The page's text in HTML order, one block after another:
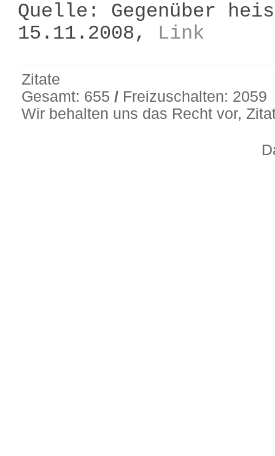
Quelle: Gegenüber
15.11.2008, Link
Zitate
Gesamt: 655/ Freizuschalten: 2059
Wir behalten uns das Recht vor,